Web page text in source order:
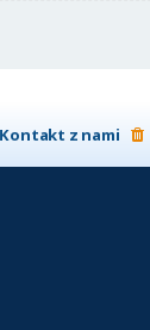
Kontakt z nami